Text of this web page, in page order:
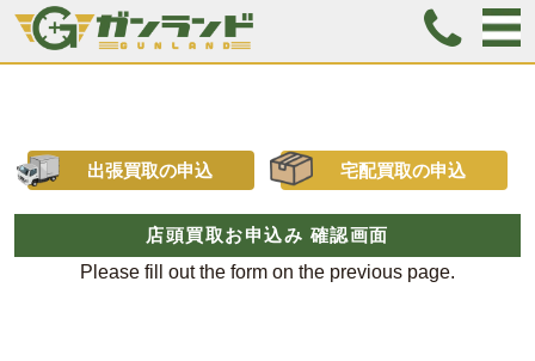
出張買取の申込 宅配買取の申込
店頭買取お申込み 確認画面
Please fill out the form on the previous page.